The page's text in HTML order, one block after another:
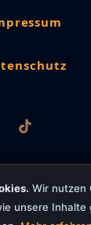
© 2026 NoVegan
Wir nutzen
unsere Inhalte